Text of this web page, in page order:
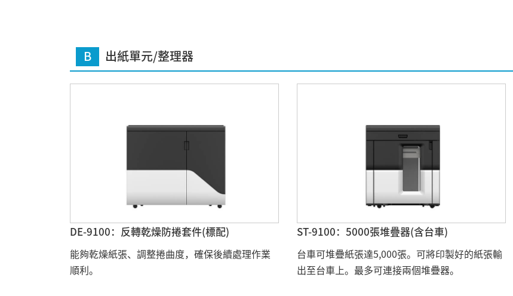
B 出紙單元/整理器
DE-9100：反轉乾燥防捲套件(標配)
能夠乾燥紙張、調整捲曲度，確保後續處理作業
順利。
ST-9100：5000張堆疊器(含台車)
台車可堆疊紙張達5,000張。可將印製好的紙張輸
出至台車上。最多可連接兩個堆疊器。